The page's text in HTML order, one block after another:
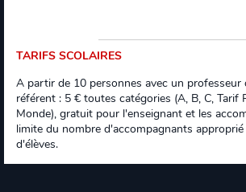
TARIFS SCOLAIRES
A partir de 10 personnes avec un professeur
référent : 5 € toutes catégories (A, B, C, Tarif
Monde), gratuit pour l'enseignant et les
limite du nombre d'accompagnants
d'élèves.